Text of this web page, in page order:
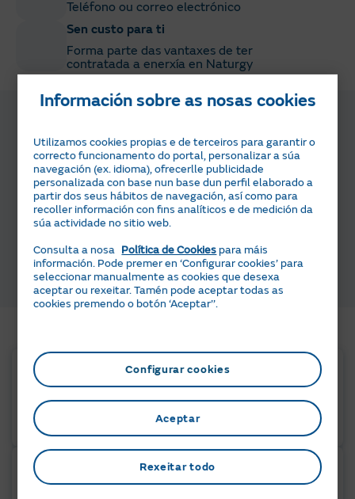
Teléfono ou correo electrónico
Sen custo para ti
Forma parte das vantaxes de ter
contratada a enerxía en Naturgy
Aínda non es cliente de Naturgy?
Contrata a tranquilidade dun prezo transparente en
luz.
Máis información
Chama o teu xestor Naturgy
914 527 655
L-V de 8 h a 22 h (horario peninsular)
Escribe o teu xestor Naturgy
Información sobre as nosas cookies
Utilizamos cookies propias e de terceiros para garantir o
correcto funcionamento do portal, personalizar a súa
navegación (ex. idioma), ofrecerlle publicidade
personalizada con base nun base dun perfil elaborado a
partir dos seus hábitos de navegación, así como para
recoller información con fins analíticos e de medición da
súa actividade no sitio web.
Consulta a nosa Política de Cookies para máis
información. Pode premer en ‘Configurar cookies’ para
seleccionar manualmente as cookies que desexa
aceptar ou rexeitar. Tamén pode aceptar todas as
cookies premendo o botón ‘Aceptar’’.
Configurar cookies
Rexeitar todo
Aceptar